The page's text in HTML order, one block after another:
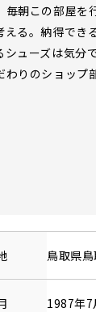
毎朝この部屋を
る。納得でき
ューズは気分
りのショップ
鳥取県
1987年